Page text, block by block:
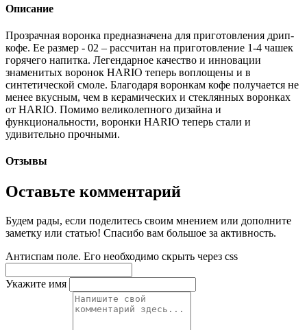
Описание
Прозрачная воронка предназначена для приготовления дрип-
кофе. Ее размер - 02 – рассчитан на приготовление 1-4 чашек
горячего напитка. Легендарное качество и инновации
знаменитых воронок HARIO теперь воплощены и в
синтетической смоле. Благодаря воронкам кофе получается не
менее вкусным, чем в керамических и стеклянных воронках
от HARIO. Помимо великолепного дизайна и
функциональности, воронки HARIO теперь стали и
удивительно прочными.
Отзывы
Оставьте комментарий
Будем рады, если поделитесь своим мнением или дополните
заметку или статью! Спасибо вам большое за активность.
Антиспам поле. Его необходимо скрыть через css
Укажите имя